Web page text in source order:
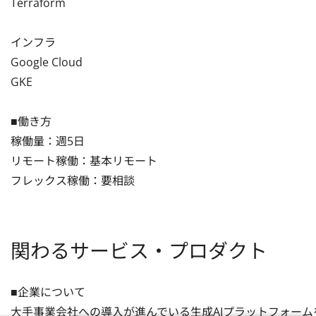
インフラ
Google Cloud
GKE
■働き方
稼働量：週5日
リモート稼働：基本リモート
フレックス稼働：要相談
関わるサービス・プロダクト
■企業について
大手事業会社への導入が進んでいる生成AIプラットフォーム